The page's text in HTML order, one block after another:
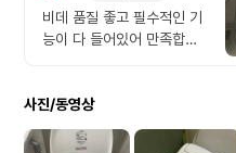
비데 품질 좋고 필수적인 기
능이 다 들어있어 만족합니
고 자주 사용하기에 적당한
것 같습니다. 추천드려요
사진/동영상